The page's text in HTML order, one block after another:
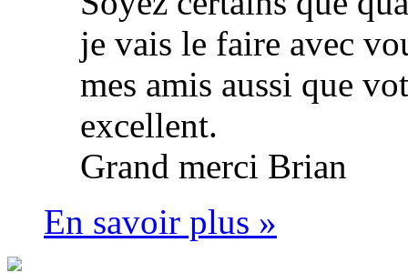
je vais le faire avec
mes amis aussi que
excellent.
Grand merci Brian
En savoir plus »